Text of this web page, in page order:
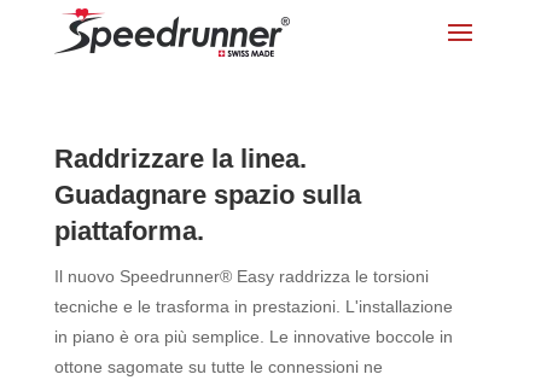
Raddrizzare la linea.
Guadagnare spazio sulla
piattaforma.
Il nuovo Speedrunner® Easy raddrizza le torsioni
tecniche e le trasforma in prestazioni. L'installazione
in piano è ora più semplice. Le innovative boccole in
ottone sagomate su tutte le connessioni ne